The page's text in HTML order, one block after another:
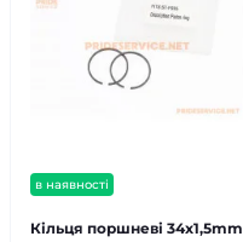
в наявності
Кільця поршневі 34х1,5mm